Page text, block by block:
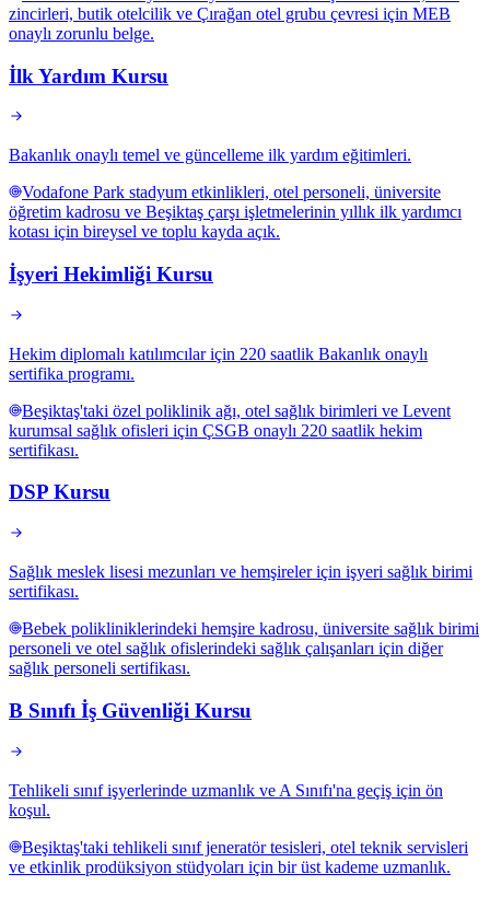
zincirleri, butik otelcilik ve Çırağan otel grubu çevresi için MEB
onaylı zorunlu belge.
İlk Yardım Kursu
Bakanlık onaylı temel ve güncelleme ilk yardım eğitimleri.
Vodafone Park stadyum etkinlikleri, otel personeli, üniversite
öğretim kadrosu ve Beşiktaş çarşı işletmelerinin yıllık ilk yardımcı
kotası için bireysel ve toplu kayda açık.
İşyeri Hekimliği Kursu
Hekim diplomalı katılımcılar için 220 saatlik Bakanlık onaylı
sertifika programı.
Beşiktaş'taki özel poliklinik ağı, otel sağlık birimleri ve Levent
kurumsal sağlık ofisleri için ÇSGB onaylı 220 saatlik hekim
sertifikası.
DSP Kursu
Sağlık meslek lisesi mezunları ve hemşireler için işyeri sağlık birimi
sertifikası.
Bebek polikliniklerindeki hemşire kadrosu, üniversite sağlık birimi
personeli ve otel sağlık ofislerindeki sağlık çalışanları için diğer
sağlık personeli sertifikası.
B Sınıfı İş Güvenliği Kursu
Tehlikeli sınıf işyerlerinde uzmanlık ve A Sınıfı'na geçiş için ön
koşul.
Beşiktaş'taki tehlikeli sınıf jeneratör tesisleri, otel teknik servisleri
ve etkinlik prodüksiyon stüdyoları için bir üst kademe uzmanlık.